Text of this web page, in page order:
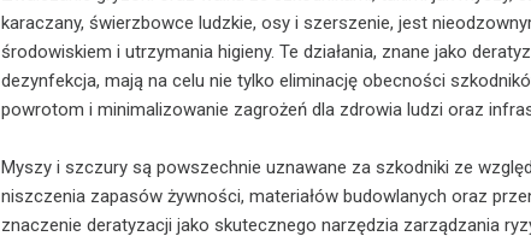
karaczany, świerzbowce ludzkie, osy i szerszenie, jest
środowiskiem i utrzymania higieny. Te działania, znane jako
dezynfekcja, mają na celu nie tylko eliminację obecności
powrotom i minimalizowanie zagrożeń dla zdrowia ludzi oraz
Myszy i szczury są powszechnie uznawane za szkodniki ze
niszczenia zapasów żywności, materiałów budowlanych oraz
znaczenie deratyzacji jako skutecznego narzędzia zarządzania